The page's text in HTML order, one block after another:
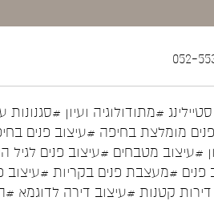
#מתודולוגיה ועיון #סגנונות
מומלצת בחיפה #עיצוב פנים
#עיצוב מטבחים #עיצוב פנים לגיל
פנים #מעצבת פנים בקריות #עיצוב
קטנות #עיצוב דירה לדוגמא